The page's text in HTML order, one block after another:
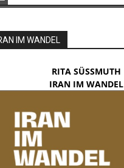
IM WANDEL
RITA SÜSSMUTH
IRAN IM WANDEL